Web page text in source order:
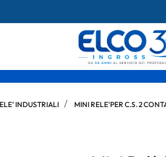
INDUSTRIALI MINI RELE'PER C.S. 2